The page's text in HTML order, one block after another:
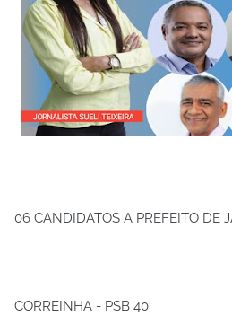
06 CANDIDATOS A PREFEITO DE
CORREINHA - PSB 40